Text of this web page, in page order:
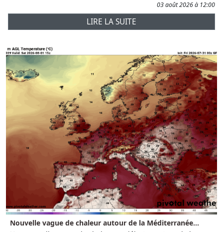
03 août 2026 à 12:00
LIRE LA SUITE
Nouvelle vague de chaleur autour de la Méditerranée...